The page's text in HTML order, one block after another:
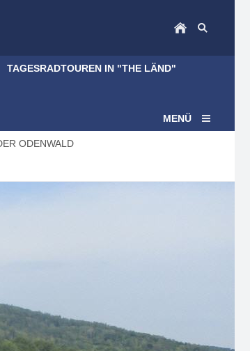
TAGESRADTOUREN IN "THE LÄND"
MENÜ
ODENWALD